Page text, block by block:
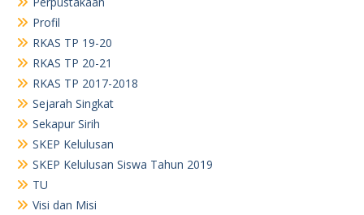
Profil
RKAS TP 19-20
RKAS TP 20-21
RKAS TP 2017-2018
Sejarah Singkat
Sekapur Sirih
SKEP Kelulusan
SKEP Kelulusan Siswa Tahun 2019
TU
Visi dan Misi